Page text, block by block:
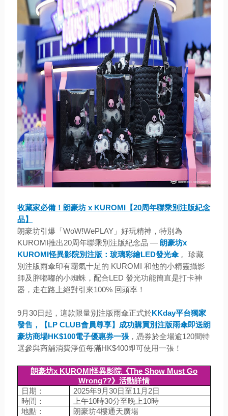
收藏家必備！朗豪坊 x KUROMI【20周年聯乘別注版紀念
品】
朗豪坊引爆「WoW!WePLAY」好玩精神，特別為
KUROMI推出20周年聯乘別注版紀念品 — 朗豪坊x
KUROMI怪異影院別注版：玻璃彩繪LED發光傘 。珍藏
別注版雨傘印有霸氣十足的 KUROMI 和他的小精靈攝影
師及胖嘟嘟的小蜘蛛，配合LED 發光功能簡直是打卡神
器，走在路上絕對引來100% 回頭率！
9月30日起，這款限量別注版雨傘正式於KKday平台獨家
發售，【LP CLUB會員尊享】成功購買別注版雨傘即送朗
豪坊商場HK$100電子優惠券一張，憑券於全場逾120間特
選參與商舖消費淨值每滿HK$400即可使用一張！
朗豪坊x KUROMI怪異影院《The Show Must Go
Wrong??》活動詳情
日期：
2025年9月30日至11月2日
時間：
上午10時30分至晚上10時
地點：
朗豪坊4樓通天廣場